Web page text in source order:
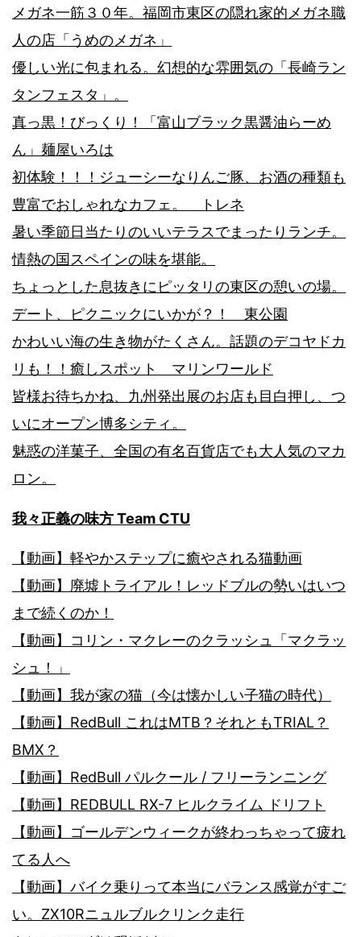
メガネ一筋３０年。福岡市東区の隠れ家的メガネ職
人の店「うめのメガネ」
優しい光に包まれる。幻想的な雰囲気の「長崎ラン
タンフェスタ」。
真っ黒！びっくり！「富山ブラック黒醤油らーめ
ん」麺屋いろは
初体験！！！ジューシーなりんご豚、お酒の種類も
豊富でおしゃれなカフェ。 トレネ
暑い季節日当たりのいいテラスでまったりランチ。
情熱の国スペインの味を堪能。
ちょっとした息抜きにピッタリの東区の憩いの場。
デート、ピクニックにいかが？！ 東公園
かわいい海の生き物がたくさん。話題のデコヤドカ
リも！！癒しスポット マリンワールド
皆様お待ちかね、九州発出展のお店も目白押し、つ
いにオープン博多シティ。
魅惑の洋菓子、全国の有名百貨店でも大人気のマカ
ロン。
我々正義の味方 Team CTU
【動画】軽やかステップに癒やされる猫動画
【動画】廃墟トライアル！レッドブルの勢いはいつ
まで続くのか！
【動画】コリン・マクレーのクラッシュ「マクラッ
シュ！」
【動画】我が家の猫（今は懐かしい子猫の時代）
【動画】RedBull これはMTB？それともTRIAL？
BMX？
【動画】RedBull パルクール / フリーランニング
【動画】REDBULL RX-7 ヒルクライム ドリフト
【動画】ゴールデンウィークが終わっちゃって疲れ
てる人へ
【動画】バイク乗りって本当にバランス感覚がすご
い。ZX10Rニュルブルクリンク走行